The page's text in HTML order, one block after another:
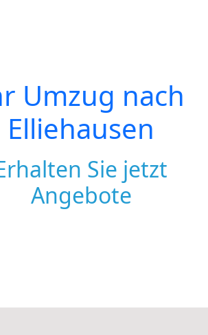
Umzug nach
Elliehausen
Sie jetzt
Angebote